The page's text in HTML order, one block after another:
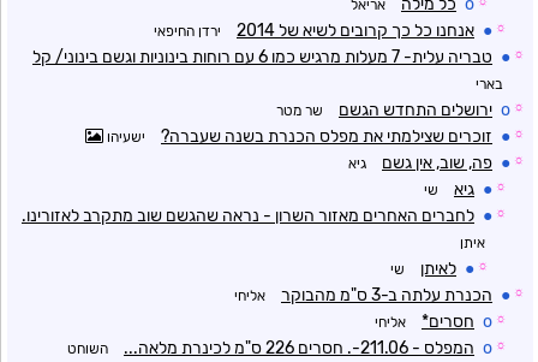
o כל מילה אריאל
☼
● אנחנו כל כך קרובים לשיא של 2014 ירדן החיפאי
☼
● טבריה עלית- 7 מעלות מרגיש כמו 6 עם רוחות בינוניות וגשם בינוני/ קל
בארי
☼
o ירושלים התחדש הגשם שר מטר
☼
● זוכרים שצילמתי את מפלס הכנרת בשנה שעברה? ישעיהו
☼
● פה, שוב, אין גשם גיא
☼
● גיא שי
☼
● לחברים האחרים מאזור השרון - נראה שהגשם שוב מתקרב לאזורינו.
איתן
☼
● לאיתן שי
☼
● הכנרת עלתה ב-3 ס"מ מהבוקר אליחי
☼
o חסרים* אליחי
☼
o המפלס - 211.06-. חסרים 226 ס"מ לכינרת מלאה... השוחט